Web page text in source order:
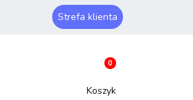
Strefa klienta
Zarejestruj się
Dodaj zgłoszenie
0